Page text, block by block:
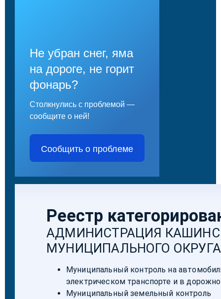
Не убран снег, яма
на дороге, не горит
фонарь?
Столкнулись с проблемой —
сообщите о ней!
Сообщить о проблеме